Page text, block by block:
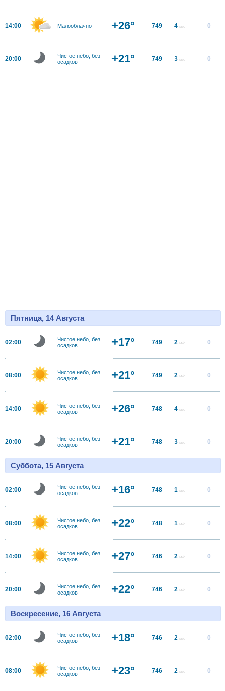
14:00 Малооблачно +26° 749 4 м/с 0
20:00
Чистое небо, без
осадков
+21° 749 3 м/с 0
Пятница, 14 Августа
02:00
Чистое небо, без
осадков
+17° 749 2 м/с 0
08:00
Чистое небо, без
осадков
+21° 749 2 м/с 0
14:00
Чистое небо, без
осадков
+26° 748 4 м/с 0
20:00
Чистое небо, без
осадков
+21° 748 3 м/с 0
Суббота, 15 Августа
02:00
Чистое небо, без
осадков
+16° 748 1 м/с 0
08:00
Чистое небо, без
осадков
+22° 748 1 м/с 0
14:00
Чистое небо, без
осадков
+27° 746 2 м/с 0
20:00
Чистое небо, без
осадков
+22° 746 2 м/с 0
Воскресение, 16 Августа
02:00
Чистое небо, без
осадков
+18° 746 2 м/с 0
08:00
Чистое небо, без
осадков
+23° 746 2 м/с 0